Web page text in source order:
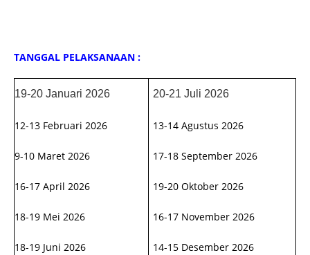
TANGGAL PELAKSANAAN :
19-20 Januari 2026
12-13 Februari 2026
9-10 Maret 2026
16-17 April 2026
18-19 Mei 2026
18-19 Juni 2026
20-21 Juli 2026
13-14 Agustus 2026
17-18 September 2026
19-20 Oktober 2026
16-17 November 2026
14-15 Desember 2026